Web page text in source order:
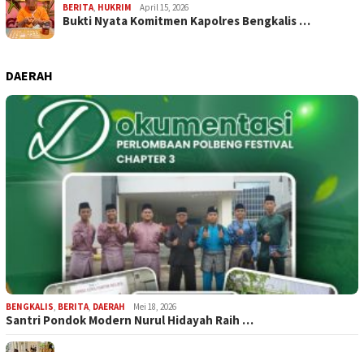
BERITA, HUKRIM April 15, 2026
Bukti Nyata Komitmen Kapolres Bengkalis …
DAERAH
BENGKALIS, BERITA, DAERAH Mei 18, 2026
Santri Pondok Modern Nurul Hidayah Raih …